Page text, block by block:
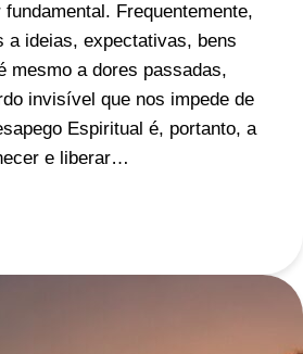
Frequentemente,
a ideias, expectativas, bens
mesmo a dores passadas,
invisível que nos impede de
Espiritual é, portanto, a
e liberar…